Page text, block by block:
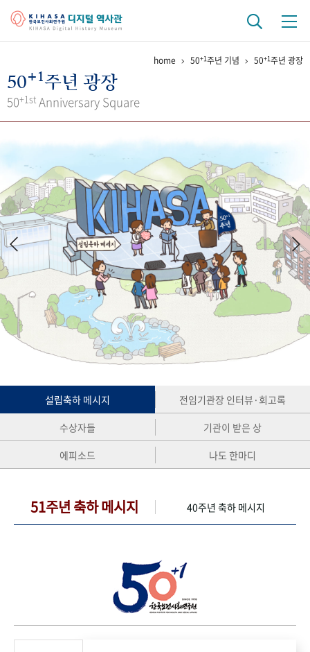
걸어온 길 기관 변천사
키워드로 보는 연구 역사
연구자들
간행물 변천사
기록물 아카이브
사진 아카이브 문서 기록물 행정박물 영상 기록물
50+1 주년 기념
성과 50선 숫자로 보는 50년 50
주년 광장
세계와 함께 한 KIHASA
VR 역사관
home 50+1주년 기념 50+1주년 광장
50+1주년 광장
50+1st Anniversary Square
설립축하 메시지
전임기관장 인터뷰·회고록
수상자들
기관이 받은 상
에피소드
나도 한마디
51주년 축하 메시지 40주년 축하 메시지